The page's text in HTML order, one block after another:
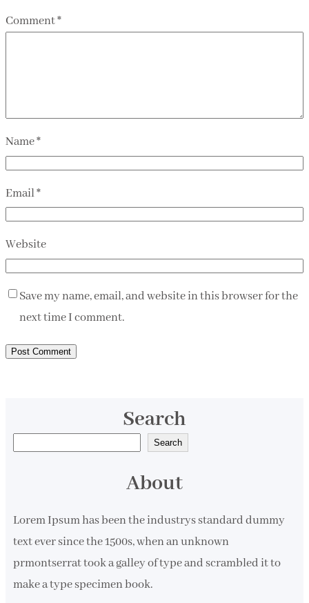
Comment*
Name*
Email*
Website
Save my name, email, and website in this browser for the
next time I comment.
Search
c
h
Search
About
Lorem Ipsum has been the industrys standard dummy
text ever since the 1500s, when an unknown
prmontserrat took a galley of type and scrambled it to
make a type specimen book.